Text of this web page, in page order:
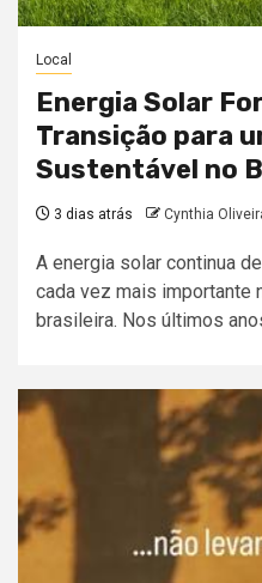
Local
Energia Solar
Transição para
Sustentável no
3 dias atrás Cynthia
A energia solar continua
cada vez mais importante
brasileira. Nos últimos